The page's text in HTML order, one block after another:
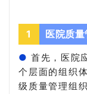
1 医院质
●首先，医院
个层面的组织
级质量管理组